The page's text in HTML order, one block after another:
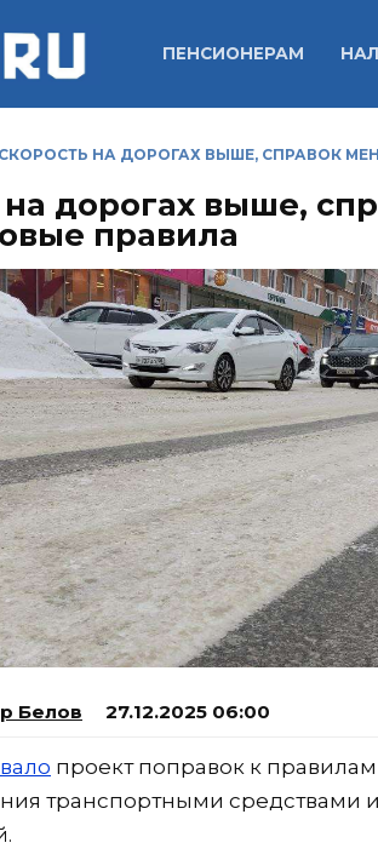
ПЕНСИОНЕРАМ
СКОРОСТЬ НА ДОРОГАХ ВЫШЕ, СПРАВОК
на дорогах выше,
правила
Белов 27.12.2025 06:00
проект поправок к
транспортными средствами